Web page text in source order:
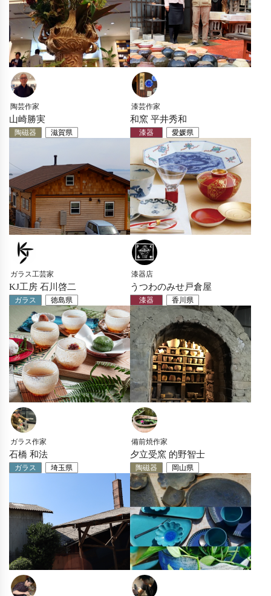
陶芸作家
山崎勝実
陶磁器 滋賀県
漆芸作家
和窯 平井秀和
漆器 愛媛県
ガラス工芸家
KJ工房 石川啓二
ガラス 徳島県
漆器店
うつわのみせ戸倉屋
漆器 香川県
ガラス作家
石橋 和法
ガラス 埼玉県
備前焼作家
夕立受窯 的野智士
陶磁器 岡山県